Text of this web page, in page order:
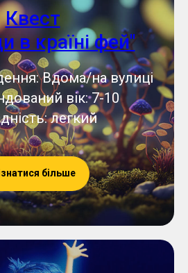
Квест
в країні фей"
Вдома/на вулиці
вік: 7-10
легкий
більше